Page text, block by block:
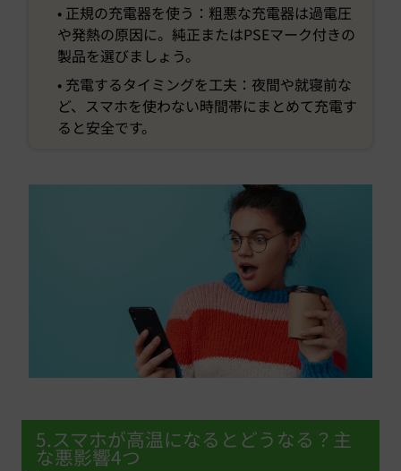
• 正規の充電器を使う：粗悪な充電器は過電圧
や発熱の原因に。純正またはPSEマーク付きの
製品を選びましょう。
• 充電するタイミングを工夫：夜間や就寝前な
ど、スマホを使わない時間帯にまとめて充電す
ると安全です。
5.スマホが高温になるとどうなる？主
な悪影響4つ